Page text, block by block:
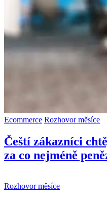
Ecommerce Rozhovor měsíce
Čeští zákazníci
za co nejméně
Rozhovor měsíce